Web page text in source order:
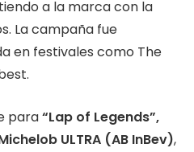
a la marca con la
La campaña fue
en festivales como The
para“Lap of Legends”,
ULTRA (AB InBev),